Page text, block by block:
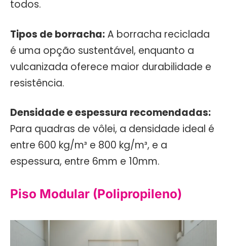
todos.
Tipos de borracha:A borracha reciclada
é uma opção sustentável, enquanto a
vulcanizada oferece maior durabilidade e
resistência.
Densidade e espessura recomendadas:
Para quadras de vôlei, a densidade ideal é
entre 600 kg/m³ e 800 kg/m³, e a
espessura, entre 6mm e 10mm.
Piso Modular (Polipropileno)